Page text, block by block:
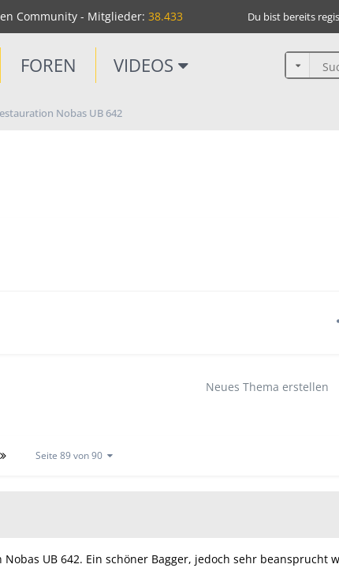
Community - Mitglieder: 38.433 Du bist bereits
FOREN VIDEOS
Nobas UB 642
Neues Thema erstellen
Seite 89 von 90
UB 642. Ein schöner Bagger, jedoch sehr